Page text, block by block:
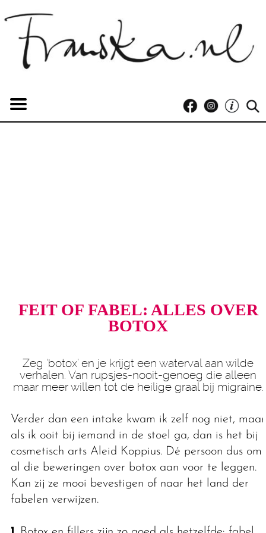
FEIT OF FABEL: ALLES OVER
BOTOX
Zeg ‘botox’ en je krijgt een waterval aan wilde
verhalen. Van rupsjes-nooit-genoeg die alleen
maar meer willen tot de heilige graal bij migraine.
Verder dan een intake kwam ik zelf nog niet, maar
als ik ooit bij iemand in de stoel ga, dan is het bij
cosmetisch arts Aleid Koppius. Dé persoon dus om
al die beweringen over botox aan voor te leggen.
Kan zij ze mooi bevestigen of naar het land der
fabelen verwijzen.